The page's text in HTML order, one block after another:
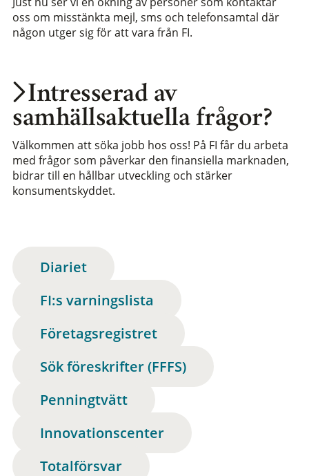
Intresserad av
samhällsaktuella frågor?
Välkommen att söka jobb hos oss! På FI får du arbeta
med frågor som påverkar den finansiella marknaden,
bidrar till en hållbar utveckling och stärker
konsumentskyddet.
oss om misstänkta mejl, sms och telefonsamtal där
någon utger sig för att vara från FI.
Diariet
FI:s varningslista
Företagsregistret
Sök föreskrifter (FFFS)
Penningtvätt
Innovationscenter
Totalförsvar